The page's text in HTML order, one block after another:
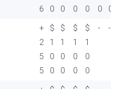
6
0
0
0
0
0
0
+
2
5
5
$
1
0
0
$
1
0
0
$
1
0
0
$
1
0
0
- -